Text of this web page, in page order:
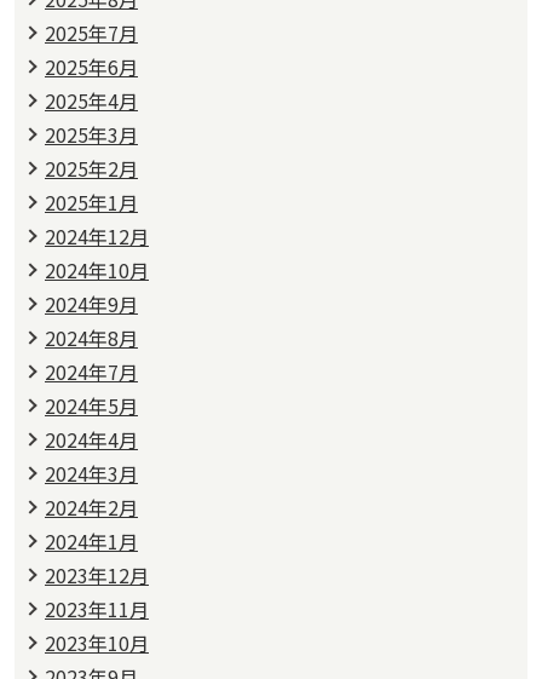
2025年7月
2025年6月
2025年4月
2025年3月
2025年2月
2025年1月
2024年12月
2024年10月
2024年9月
2024年8月
2024年7月
2024年5月
2024年4月
2024年3月
2024年2月
2024年1月
2023年12月
2023年11月
2023年10月